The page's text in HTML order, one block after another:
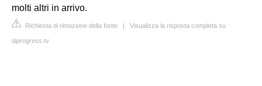
molti altri in arrivo.
Richiesta di rimozione della fonte | Visualizza la risposta completa su
diprogress.tv